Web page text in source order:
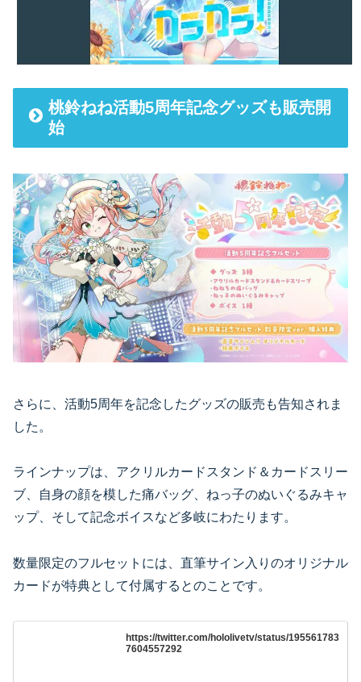
桃鈴ねね活動5周年記念グッズも販売開
始
さらに、活動5周年を記念したグッズの販売も告知されま
した。
ラインナップは、アクリルカードスタンド＆カードスリー
ブ、自身の顔を模した痛バッグ、ねっ子のぬいぐるみキャ
ップ、そして記念ボイスなど多岐にわたります。
数量限定のフルセットには、直筆サイン入りのオリジナル
カードが特典として付属するとのことです。
https://twitter.com/hololivetv/status/195561783
7604557292